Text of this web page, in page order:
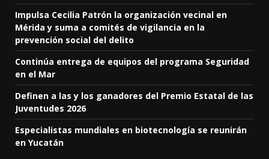
Impulsa Cecilia Patrón la organización vecinal en
Mérida y suma a comités de vigilancia en la
prevención social del delito
Continúa entrega de equipos del programa Seguridad
en el Mar
Definen a las y los ganadores del Premio Estatal de las
Juventudes 2026
Especialistas mundiales en biotecnología se reunirán
en Yucatán